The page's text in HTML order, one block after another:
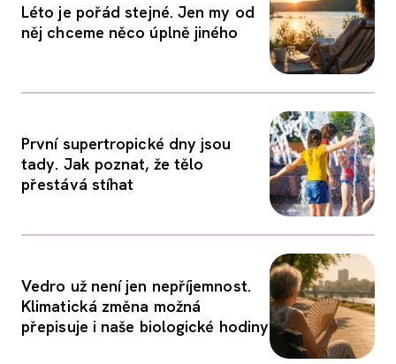
PORADNA
Léto je pořád stejné. Jen my od
něj chceme něco úplně jiného
První supertropické dny jsou
tady. Jak poznat, že tělo
přestává stíhat
Vedro už není jen nepříjemnost.
Klimatická změna možná
přepisuje i naše biologické hodiny